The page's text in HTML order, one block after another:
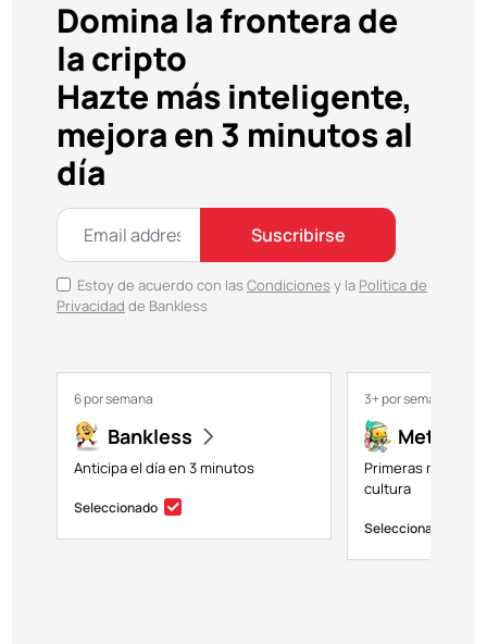
Domina la frontera de
la cripto
Hazte más inteligente,
mejora en 3 minutos al
día
Suscribirse
Estoy de acuerdo con las Condiciones y la Política de
Privacidad de Bankless
6 por semana
Bankless
Anticipa el día en 3 minutos
Seleccionado
3+ por semana
Primeras miradas
cultura
Seleccionado